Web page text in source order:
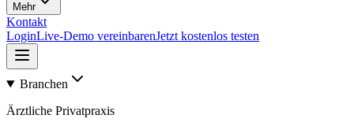
Mehr
Kontakt
LoginLive-Demo vereinbarenJetzt kostenlos testen
Branchen
Ärztliche Privatpraxis